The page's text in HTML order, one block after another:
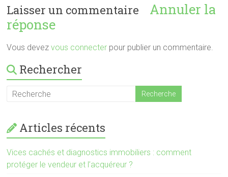
Laisser un commentaire
Annuler la
réponse
Vous devezvous connecter pour publier un commentaire.
Rechercher
Articles récents
Vices cachés et diagnostics immobiliers : comment
protéger le vendeur et l’acquéreur ?